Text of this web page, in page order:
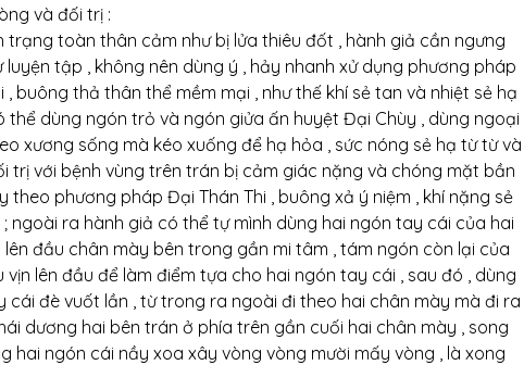
và đối trị :
trạng toàn thân cảm như bị lửa thiêu đốt , hành giả cần ngưng
luyện tập , không nên dùng ý , hảy nhanh xử dụng phương pháp
, buông thả thân thể mềm mại , như thế khí sẻ tan và nhiệt sẻ hạ
thể dùng ngón trỏ và ngón giửa ấn huyệt Đại Chùy , dùng ngoại
xương sống mà kéo xuống để hạ hỏa , sức nóng sẻ hạ từ từ và
trị với bệnh vùng trên trán bị cảm giác nặng và chóng mặt bần
theo phương pháp Đại Thán Thi , buông xả ý niệm , khí nặng sẻ
ngoài ra hành giả có thể tự mình dùng hai ngón tay cái của hai
đầu chân mày bên trong gần mi tâm , tám ngón còn lại của
vịn lên đầu để làm điểm tựa cho hai ngón tay cái , sau đó , dùng
cái đè vuốt lần , từ trong ra ngoài đi theo hai chân mày mà đi ra
dương hai bên trán ở phía trên gần cuối hai chân mày , song
hai ngón cái nầy xoa xây vòng vòng mười mấy vòng , là xong